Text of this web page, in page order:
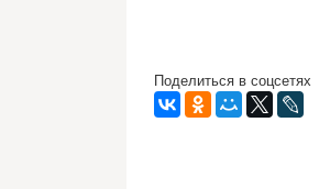
Поделиться в соцсетях